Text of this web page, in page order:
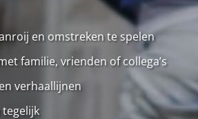
en omstreken te spelen
familie, vrienden of collega’s
verhaallijnen